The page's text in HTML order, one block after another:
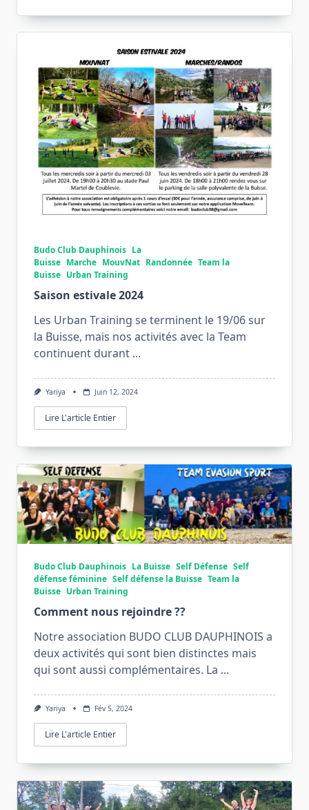
Budo Club Dauphinois La
Buisse Marche MouvNat Randonnée Team la
Buisse Urban Training
Saison estivale 2024
Les Urban Training se terminent le 19/06 sur
la Buisse, mais nos activités avec la Team
continuent durant ...
Yariya Juin 12, 2024
Lire L'article Entier
Budo Club Dauphinois La Buisse Self Défense Self
défense féminine Self défense la Buisse Team la
Buisse Urban Training
Comment nous rejoindre ??
Notre association BUDO CLUB DAUPHINOIS a
deux activités qui sont bien distinctes mais
qui sont aussi complémentaires. La ...
Yariya Fév 5, 2024
Lire L'article Entier